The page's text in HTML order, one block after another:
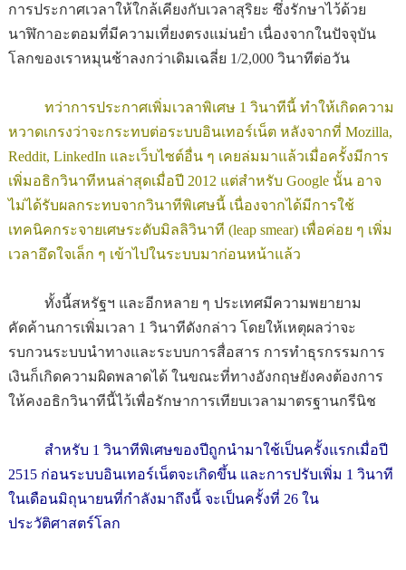
การประกาศเวลาให้ใกล้เคียงกับเวลาสุริยะ ซึ่งรักษาไว้ด้วย
นาฬิกาอะตอมที่มีความเที่ยงตรงแม่นยำ เนื่องจากในปัจจุบัน
โลกของเราหมุนช้าลงกว่าเดิมเฉลี่ย 1/2,000 วินาทีต่อวัน
ทว่าการประกาศเพิ่มเวลาพิเศษ 1 วินาทีนี้ ทำให้เกิดความ
หวาดเกรงว่าจะกระทบต่อระบบอินเทอร์เน็ต หลังจากที่ Mozilla,
Reddit, LinkedIn และเว็บไซต์อื่น ๆ เคยล่มมาแล้วเมื่อครั้งมีการ
เพิ่มอธิกวินาทีหนล่าสุดเมื่อปี 2012 แต่สำหรับ Google นั้น อาจ
ไม่ได้รับผลกระทบจากวินาทีพิเศษนี้ เนื่องจากได้มีการใช้
เทคนิคกระจายเศษระดับมิลลิวินาที (leap smear) เพื่อค่อย ๆ เพิ่ม
เวลาอึดใจเล็ก ๆ เข้าไปในระบบมาก่อนหน้าแล้ว
ทั้งนี้สหรัฐฯ และอีกหลาย ๆ ประเทศมีความพยายาม
คัดค้านการเพิ่มเวลา 1 วินาทีดังกล่าว โดยให้เหตุผลว่าจะ
รบกวนระบบนำทางและระบบการสื่อสาร การทำธุรกรรมการ
เงินก็เกิดความผิดพลาดได้ ในขณะที่ทางอังกฤษยังคงต้องการ
ให้คงอธิกวินาทีนี้ไว้เพื่อรักษาการเทียบเวลามาตรฐานกรีนิช
สำหรับ 1 วินาทีพิเศษของปีถูกนำมาใช้เป็นครั้งแรกเมื่อปี
2515 ก่อนระบบอินเทอร์เน็ตจะเกิดขึ้น และการปรับเพิ่ม 1 วินาที
ในเดือนมิถุนายนที่กำลังมาถึงนี้ จะเป็นครั้งที่ 26 ใน
ประวัติศาสตร์โลก